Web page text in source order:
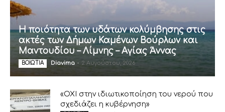
Η ποιότητα των υδάτων κολύμβησης στις
ακτές των Δήμων Καμένων Βούρλων και
Μαντουδίου – Λίμνης – Αγίας Άννας
ΒΟΙΩΤΙΑ Diavima - 2 Αυγούστου, 2026
«ΟΧΙ στην ιδιωτικοποίηση του νερού που
σχεδιάζει η κυβέρνηση»